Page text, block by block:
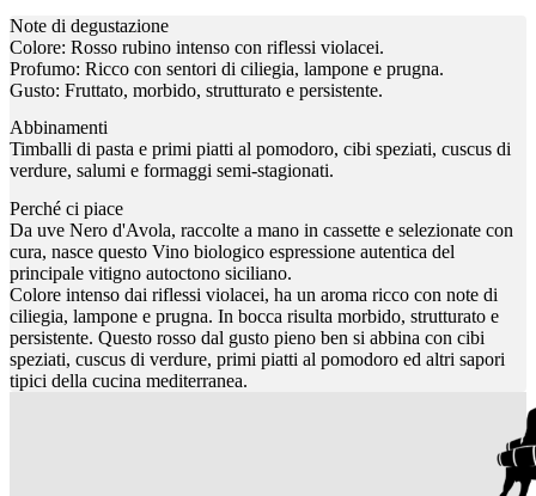
Note di degustazione
Colore: Rosso rubino intenso con riflessi violacei.
Profumo: Ricco con sentori di ciliegia, lampone e prugna.
Gusto: Fruttato, morbido, strutturato e persistente.
Abbinamenti
Timballi di pasta e primi piatti al pomodoro, cibi speziati, cuscus di
verdure, salumi e formaggi semi-stagionati.
Perché ci piace
Da uve Nero d'Avola, raccolte a mano in cassette e selezionate con
cura, nasce questo Vino biologico espressione autentica del
principale vitigno autoctono siciliano.
Colore intenso dai riflessi violacei, ha un aroma ricco con note di
ciliegia, lampone e prugna. In bocca risulta morbido, strutturato e
persistente. Questo rosso dal gusto pieno ben si abbina con cibi
speziati, cuscus di verdure, primi piatti al pomodoro ed altri sapori
tipici della cucina mediterranea.